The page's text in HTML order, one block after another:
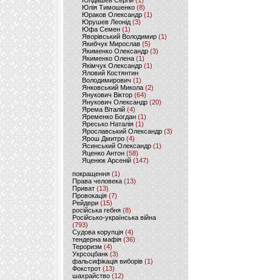
Юлія Тимошенко (8)
Юраков Олександр (1)
Юрушев Леонід (3)
Юфа Семен (1)
Яворівський Володимир (1)
Якибчук Мирослав (5)
Якименко Олександр (3)
Якименко Олена(1)
Якімчук Олександр (1)
Яловий Костянтин
Володимирович (1)
Янковський Микола(2)
Янукович Віктор (64)
Янукович Олександр(20)
Ярема Віталій(4)
Яременко Богдан(1)
Яресько Наталія(1)
Ярославський Олександр (3)
Ярош Дмитро (4)
Ясинський Олександр (1)
Яценко Антон(58)
Яценюк Арсеній (147)
покращення (1)
Права человека(13)
Приват (13)
Провокація (7)
Рейдери (15)
російська гебня (8)
Російсько-українська війна
(793)
Судова корупція (4)
тендерна мафія (36)
Тероризм (4)
Укрсоцбанк (3)
фальсифікація виборів (1)
Фокстрот(13)
шахрайство (12)